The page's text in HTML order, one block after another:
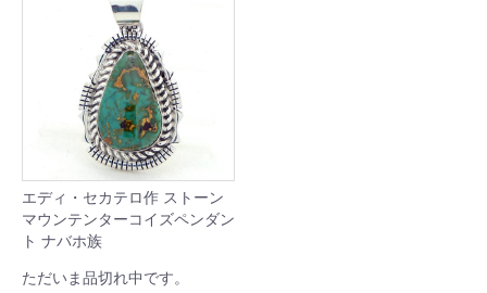
エディ・セカテロ作 ストーン
マウンテンターコイズペンダン
ト ナバホ族
ただいま品切れ中です。